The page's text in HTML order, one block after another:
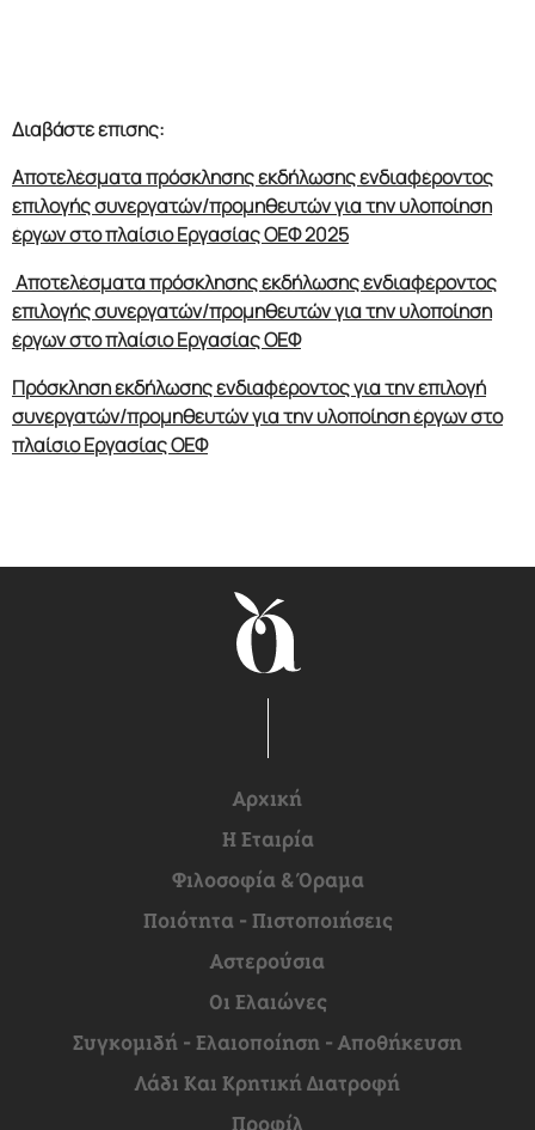
Διαβάστε επισης:
Αποτελέσματα πρόσκλησης εκδήλωσης ενδιαφέροντος
επιλογής συνεργατών/προμηθευτών για την υλοποίηση
έργων στο πλαίσιο Εργασίας ΟΕΦ 2025
Αποτελέσματα πρόσκλησης εκδήλωσης ενδιαφέροντος
επιλογής συνεργατών/προμηθευτών για την υλοποίηση
έργων στο πλαίσιο Εργασίας ΟΕΦ
Πρόσκληση εκδήλωσης ενδιαφέροντος για την επιλογή
συνεργατών/προμηθευτών για την υλοποίηση έργων στο
πλαίσιο Εργασίας ΟΕΦ
Αρχική
H Εταιρία
Φιλοσοφία & Όραμα
Ποιότητα - Πιστοποιήσεις
Αστερούσια
Οι Ελαιώνες
Συγκομιδή - Ελαιοποίηση - Αποθήκευση
Λάδι Και Κρητική Διατροφή
Προφίλ